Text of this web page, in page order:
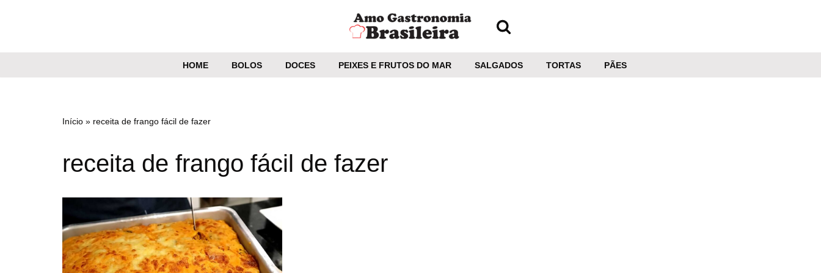
HOME BOLOS DOCES PEIXES E FRUTOS DO MAR SALGADOS TORTAS PÃES
Início » receita de frango fácil de fazer
receita de frango fácil de fazer